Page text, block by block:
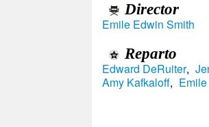
Director
Emile Edwin Smith
Reparto
Edward DeRuiter,
Amy Kafkaloff,